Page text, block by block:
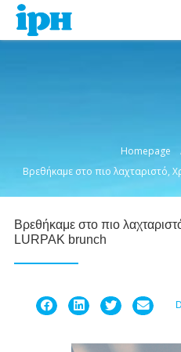
Skip
content
Homepage
Βρεθήκαμε στο πιο λαχταριστό,
Βρεθήκαμε στο πιο
LURPAK brunch